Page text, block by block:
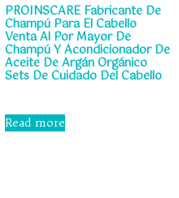
PROINSCARE Fabricante De
Champú Para El Cabello
Venta Al Por Mayor De
Champú Y Acondicionador De
Aceite De Argán Orgánico
Sets De Cuidado Del Cabello
0
out
Read more